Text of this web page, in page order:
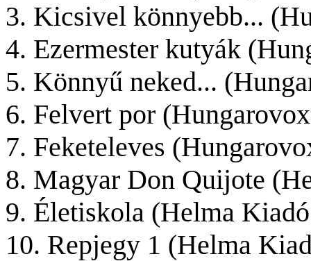
3. Kicsivel könnyebb...
4. Ezermester kutyák
5. Könnyű neked...
6. Felvert por
7. Feketeleves
8. Magyar Don Quijote
9. Életiskola (Helma
10. Repjegy 1 (Helma